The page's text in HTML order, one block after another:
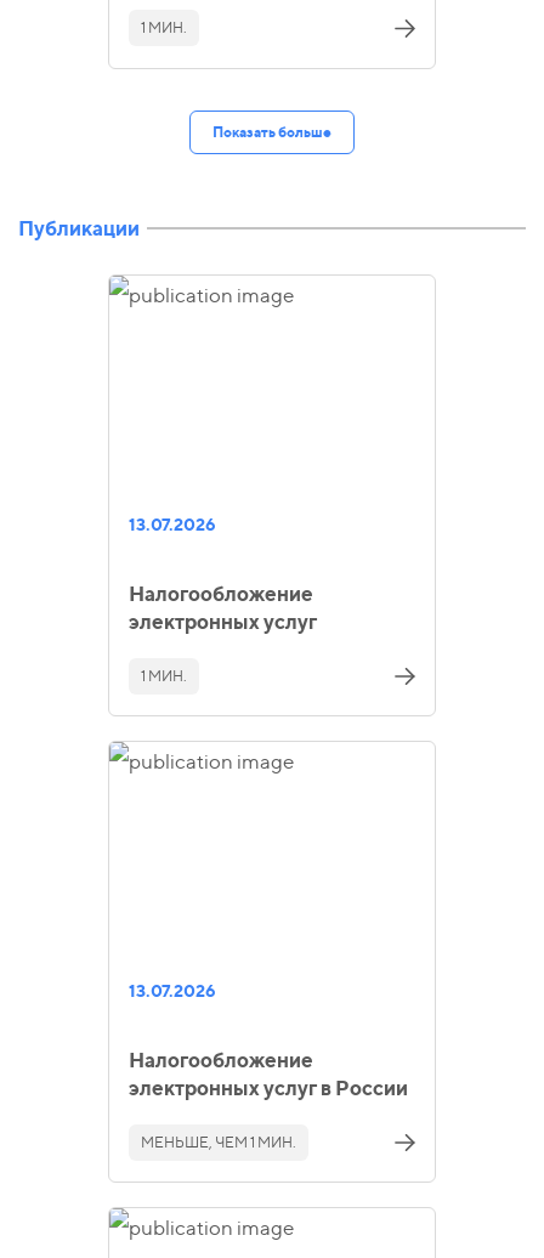
1 МИН.
Показать больше
Публикации
13.07.2026
Налогообложение
электронных услуг
1 МИН.
13.07.2026
Налогообложение
электронных услуг в России
МЕНЬШЕ, ЧЕМ 1 МИН.